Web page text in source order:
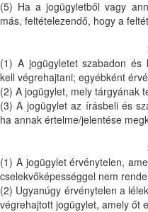
(5) Ha a jogügyletből vagy
más, feltételezendő, hogy a
(1) A jogügyletet szabadon és
kell végrehajtani; egyébként
(2) A jogügylet, mely tárgyának
(3) A jogügylet az írásbeli és
ha annak értelme/jelentése
(1) A jogügylet érvénytelen,
cselekvőképességgel nem
(2) Ugyanúgy érvénytelen a
végrehajtott jogügylet, amely őt